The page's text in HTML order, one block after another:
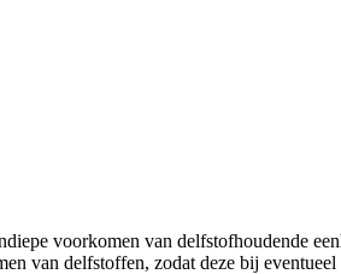
voorkomen van delfstofhoudende
van delfstoffen, zodat deze bij